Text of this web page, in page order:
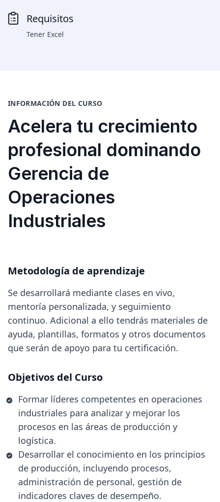
Requisitos
Tener Excel
INFORMACIÓN DEL CURSO
Acelera tu crecimiento
profesional dominando
Gerencia de
Operaciones
Industriales
Metodología de aprendizaje
Se desarrollará mediante clases en vivo,
mentoría personalizada, y seguimiento
continuo. Adicional a ello tendrás materiales de
ayuda, plantillas, formatos y otros documentos
que serán de apoyo para tu certificación.
Objetivos del Curso
Formar líderes competentes en operaciones
industriales para analizar y mejorar los
procesos en las áreas de producción y
logística.
Desarrollar el conocimiento en los principios
de producción, incluyendo procesos,
administración de personal, gestión de
indicadores claves de desempeño.